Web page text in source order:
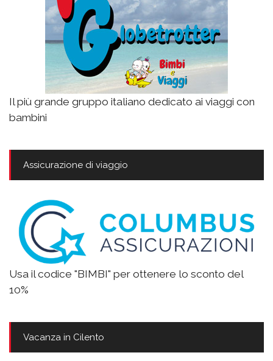
Il più grande gruppo italiano dedicato ai viaggi con
bambini
Assicurazione di viaggio
Usa il codice "BIMBI" per ottenere lo sconto del
10%
Vacanza in Cilento